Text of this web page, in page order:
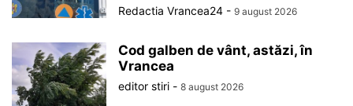
Redactia Vrancea24 - 9 august 2026
Cod galben de vânt, astăzi, în
Vrancea
editor stiri - 8 august 2026